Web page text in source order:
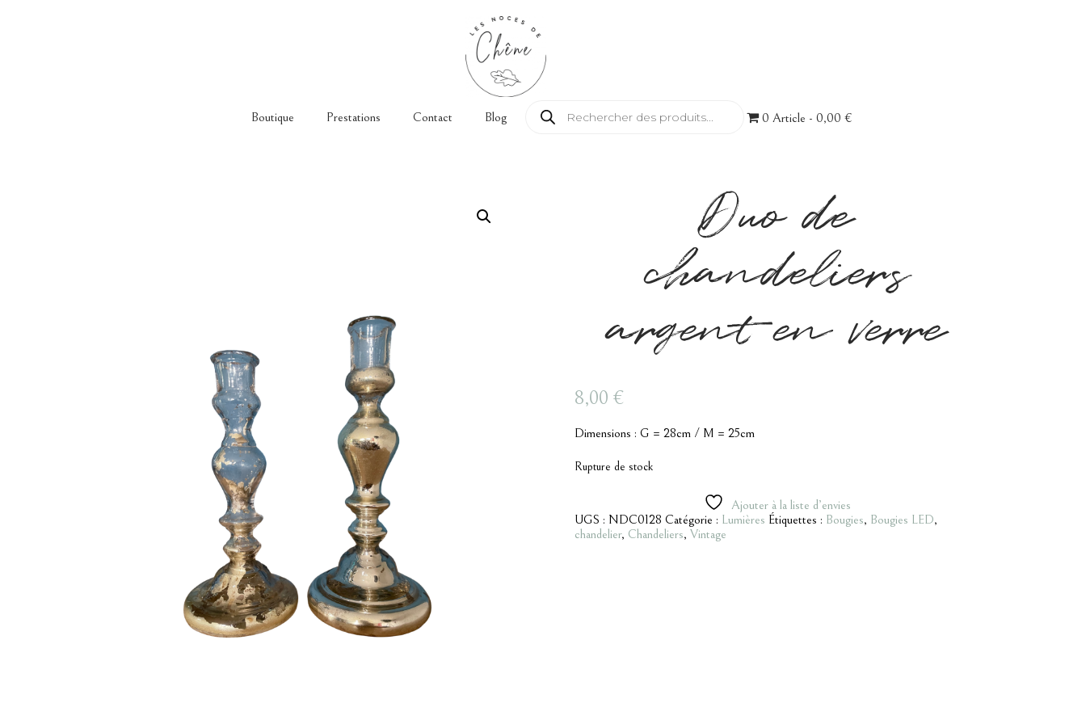
Boutique Prestations Contact Blog
Recherche de produits
0 Article 0,00 €
Duo de
chandeliers
argent en verre
8,00 €
Dimensions : G = 28cm / M = 25cm
Rupture de stock
Ajouter à la liste d’envies
UGS : NDC0128 Catégorie : Lumières Étiquettes : Bougies, Bougies LED,
chandelier, Chandeliers, Vintage